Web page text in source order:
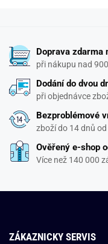
Doprava zdarma
při nákupu nad
Dodání do dvou
při objednávce
Bezproblémové
zboží do 14 dnů
Ověřený e-shop
Více než 140 000
ZÁKAZNICKY SERVIS